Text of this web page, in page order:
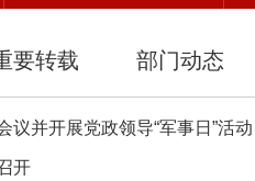
要转载 部门动态
议并开展党政领导“军事日”活动
开